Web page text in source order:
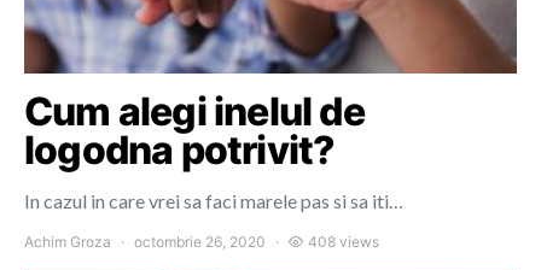
Cum alegi inelul de
logodna potrivit?
In cazul in care vrei sa faci marele pas si sa iti…
Achim Groza octombrie 26, 2020 408 views